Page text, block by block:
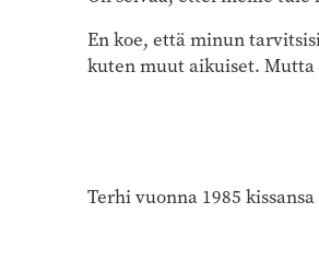
En koe, että minun
kuten muut aikuiset. Mutta
Terhi vuonna 1985